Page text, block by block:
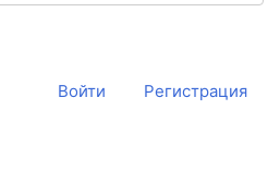
Войти Регистрация